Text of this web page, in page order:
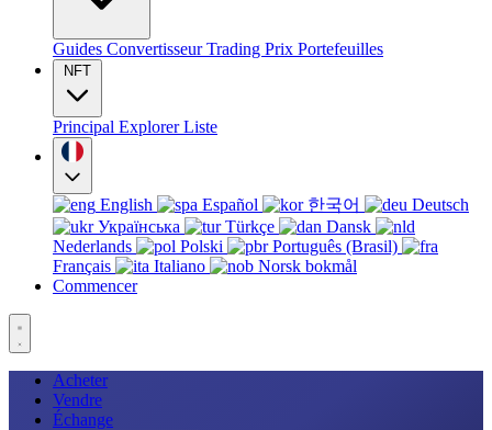
Guides ConvertisseurTrading Prix Portefeuilles
NFT
Principal ExplorerListe
English Español 한국어
Deutsch
Українська
Türkçe
Dansk
Nederlands
Polski
Português (Brasil)
Français
Italiano
Norsk bokmål
Commencer
Acheter
Vendre
Échange